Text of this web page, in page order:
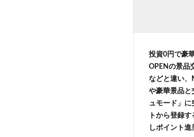
投資0円で豪
OPENの景品
などと違い、
や豪華景品と
ュモード」に
トから登録
しポイント進